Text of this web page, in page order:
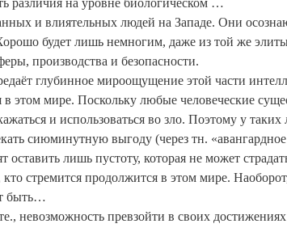
различия на уровне биологическом …
и влиятельных людей на Западе. Они
будет лишь немногим, даже из той же
производства и безопасности.
глубинное мироощущение этой части
этом мире. Поскольку любые человеческие
и использоваться во зло. Поэтому у
сиюминутную выгоду (через тн. «авангардное
оставить лишь пустоту, которая не может
стремится продолжится в этом мире.
быть…
невозможность превзойти в своих